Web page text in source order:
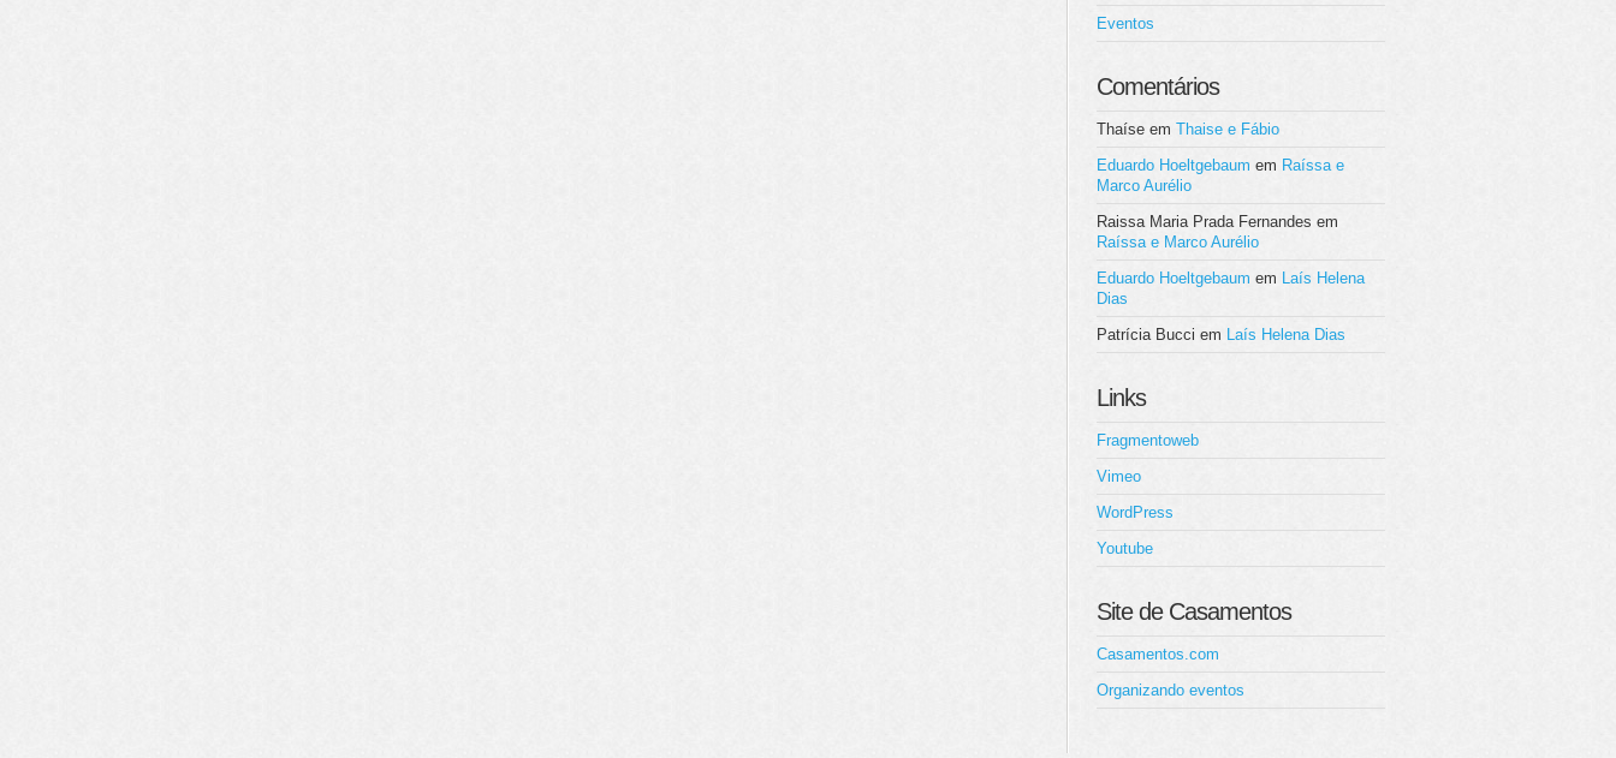
Eventos
Comentários
Thaíse em Thaise e Fábio
Eduardo Hoeltgebaum em Raíssa e
Marco Aurélio
Raissa Maria Prada Fernandes em
Raíssa e Marco Aurélio
Eduardo Hoeltgebaum em Laís Helena
Dias
Patrícia Bucci em Laís Helena Dias
Links
Fragmentoweb
Vimeo
WordPress
Youtube
Site de Casamentos
Casamentos.com
Organizando eventos